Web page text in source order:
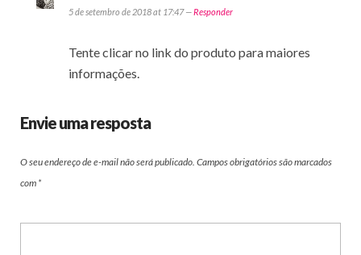
5 de setembro de 2018 at 17:47 —Responder
Tente clicar no link do produto para maiores
informações.
Envie uma resposta
O seu endereço de e-mail não será publicado. Campos obrigatórios são marcados
com *